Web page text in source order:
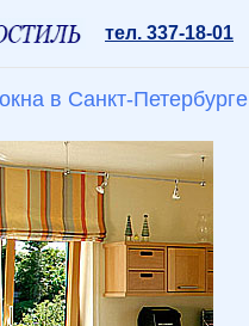
тел. 337-18-01
в Санкт-Петербурге